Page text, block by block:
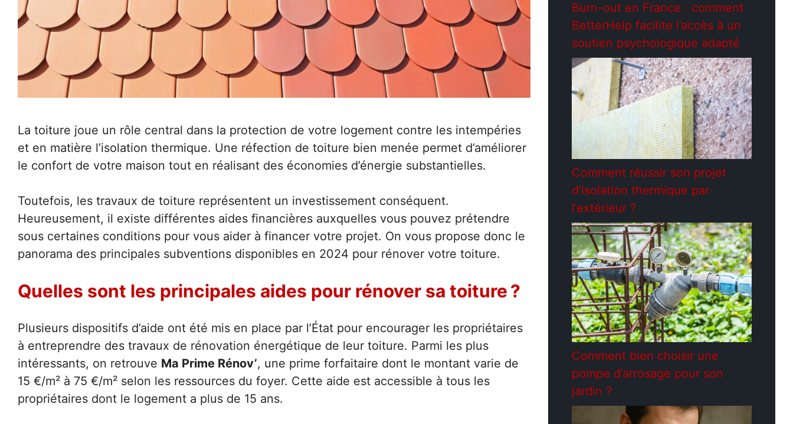
La toiture joue un rôle central dans la protection de votre logement contre les intempéries
et en matière l’isolation thermique. Une réfection de toiture bien menée permet d’améliorer
le confort de votre maison tout en réalisant des économies d’énergie substantielles.
Toutefois, les travaux de toiture représentent un investissement conséquent.
Heureusement, il existe différentes aides financières auxquelles vous pouvez prétendre
sous certaines conditions pour vous aider à financer votre projet. On vous propose donc le
panorama des principales subventions disponibles en 2024 pour rénover votre toiture.
Quelles sont les principales aides pour rénover sa toiture ?
Plusieurs dispositifs d’aide ont été mis en place par l’État pour encourager les propriétaires
à entreprendre des travaux de rénovation énergétique de leur toiture. Parmi les plus
intéressants, on retrouve Ma Prime Rénov’, une prime forfaitaire dont le montant varie de
15 €/m² à 75 €/m² selon les ressources du foyer. Cette aide est accessible à tous les
propriétaires dont le logement a plus de 15 ans.
Burn-out en France : comment
BetterHelp facilite l’accès à un
soutien psychologique adapté
Comment réussir son projet
d’isolation thermique par
l’extérieur ?
Comment bien choisir une
pompe d’arrosage pour son
jardin ?